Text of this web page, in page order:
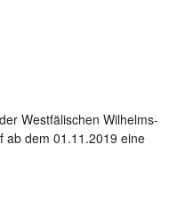
Westfälischen Wilhelms-
ab dem 01.11.2019 eine